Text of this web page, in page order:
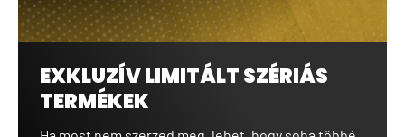
EXKLUZÍV LIMITÁLT SZÉRIÁS
TERMÉKEK